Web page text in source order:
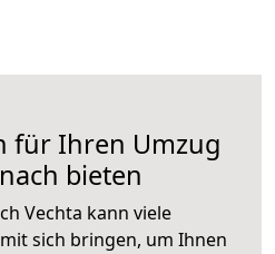
für Ihren Umzug
bieten
Vechta kann viele
sich bringen, um Ihnen